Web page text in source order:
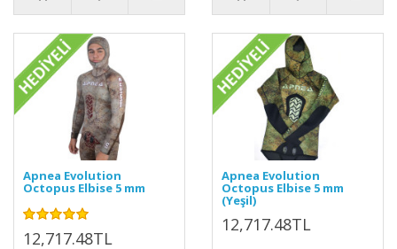
Apnea Evolution
Octopus Elbise 5 mm
12,717.48TL
Apnea Evolution
Octopus Elbise 5 mm
(Yeşil)
12,717.48TL